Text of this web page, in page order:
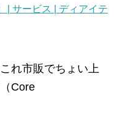
| サービス | ディアイテ
れ市販でちょい上
Core